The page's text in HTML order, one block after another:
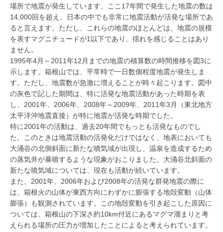
場所で地震が発生しています。ここ17年間で発生した地震の数は
14,000回を超え、日本の中でも非常に地震活動が活発な場所であ
ると言えます。ただし、これらの地震のほとんどは、地震の規模
を表すマグニチュードが1以下であり、揺れを感じることはあり
ません。
1995年4月～2011年12月までの地震の積算数の時間推移を図3に
示します。箱根山では、平常時で一日数個程度地震が発生しま
す。ただし、地震数が急激に増えることが時々起こります。図中
の灰色で記した期間は、特に活発な地震活動があった時期を表
し、2001年、2006年、2008年～2009年、2011年3月（東北地方
太平洋沖地震直後）が特に地震が活発な時期でした。
特に2001年の活動は、過去20年間でもっとも活発なものでし
た。このときは地震活動の活発化だけではなく、地表においても
大涌谷の北側斜面に新たな噴気域が出現し、温泉を造成するため
の蒸気井が暴噴するような現象がおこりました。大涌谷北斜面の
新たな噴気域については、現在も活動が続いています。
また、2001年、2006年および2008年の活発な群発地震の際に
は、箱根火の山体が東西方向にわずかに膨張する地殻変動（山体
膨張）も観測されています。この地殻変動を引き起こした原因に
ついては、箱根山の下深さ約10km付近にあるマグマ溜まりと考
えられる場所の圧力が増加したことによると考えられています。